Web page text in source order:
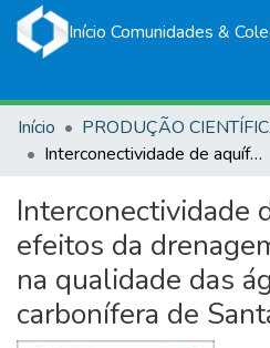
Início Comunidades &
Início
PRODUÇÃO
Interconectividade de aquíferos e os efeitos da drenagem ácida de mina na qualidade das águas da bacia carbonífera de Santa Catarina (SC)
Interconectividade
efeitos da
na qualidade das
carbonífera de